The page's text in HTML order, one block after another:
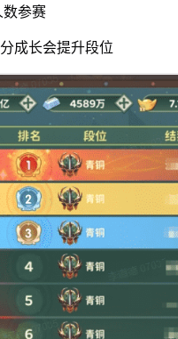
参赛
成长会提升段位